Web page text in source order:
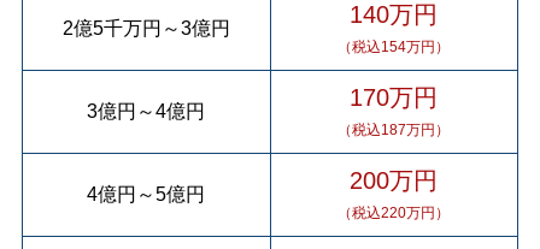
2億5千万円 ～3億円 140万円
（税込154万円）
3億円 ～4億円 170万円
（税込187万円）
4億円 ～5億円 200万円
（税込220万円）